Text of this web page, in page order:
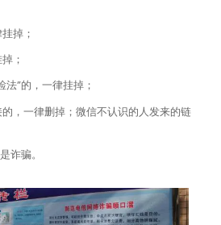
掉；
；
”的，一律挂掉；
，一律删掉；微信不认识的人发来的链
诈骗。